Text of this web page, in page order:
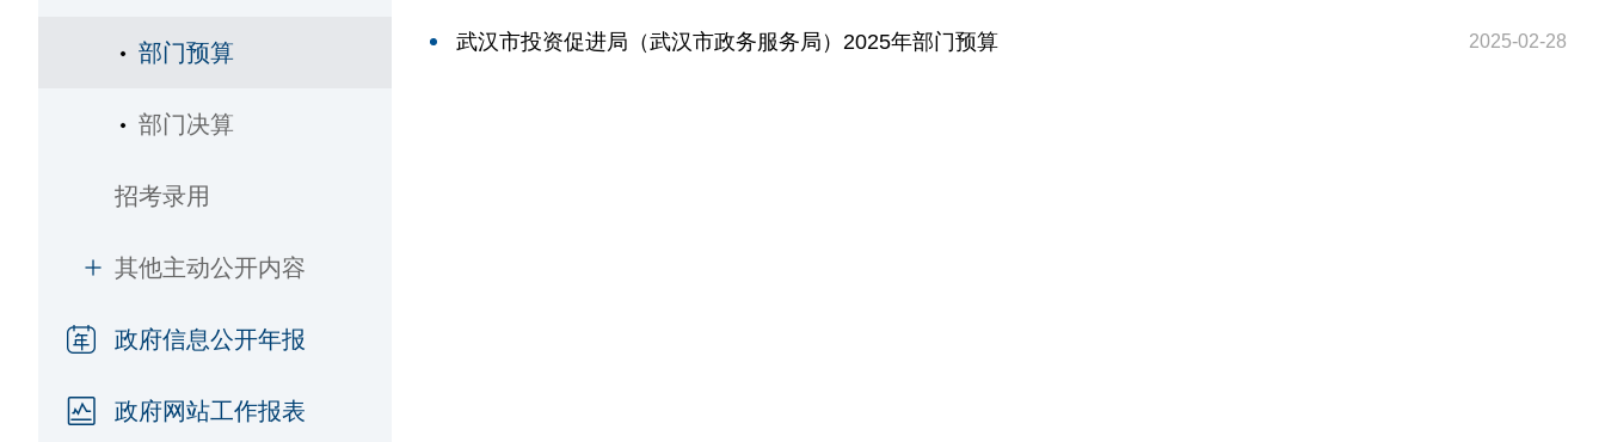
部门预算
部门决算
招考录用
其他主动公开内容
政府信息公开年报
政府网站工作报表
武汉市投资促进局（武汉市政务服务局）2025年部门预算 2025-02-28